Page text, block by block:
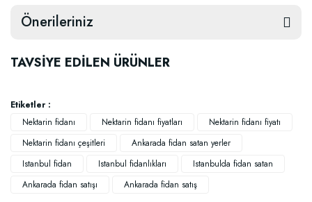
Önerileriniz
TAVSİYE EDİLEN ÜRÜNLER
Etiketler :
Nektarin fidanı
Nektarin fidanı fiyatları
Nektarin fidanı fiyatı
Nektarin fidanı çeşitleri
Ankarada fidan satan yerler
Istanbul fidan
Istanbul fidanlıkları
Istanbulda fidan satan
Ankarada fidan satışı
Ankarada fidan satış